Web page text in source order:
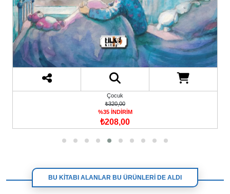
Çocuk
₺320,00
%35 İNDİRİM
₺208,00
BU KİTABI ALANLAR BU ÜRÜNLERİ DE ALDI